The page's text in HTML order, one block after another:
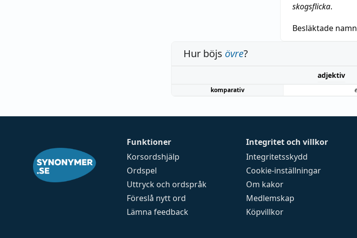
skogsflicka.
Besläktade
Hur böjs övre?
adjektiv
komparativ
Funktioner
Korsordshjälp
Ordspel
Uttryck och ordspråk
Föreslå nytt ord
Lämna feedback
Integritet och villkor
Integritetsskydd
Cookie-inställningar
Om kakor
Medlemskap
Köpvillkor